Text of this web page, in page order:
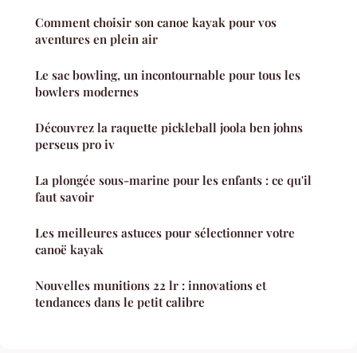
Comment choisir son canoe kayak pour vos
aventures en plein air
Le sac bowling, un incontournable pour tous les
bowlers modernes
Découvrez la raquette pickleball joola ben johns
perseus pro iv
La plongée sous-marine pour les enfants : ce qu'il
faut savoir
Les meilleures astuces pour sélectionner votre
canoë kayak
Nouvelles munitions 22 lr : innovations et
tendances dans le petit calibre